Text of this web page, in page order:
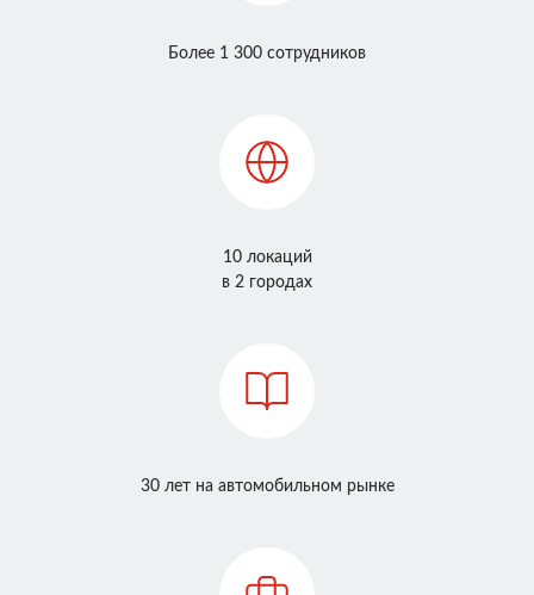
Более 1 300 сотрудников
10 локаций
в 2 городах
30 лет на автомобильном рынке